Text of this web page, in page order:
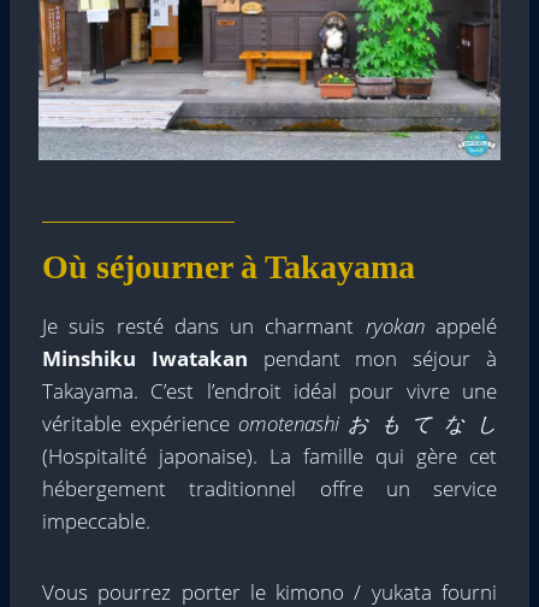
Où séjourner à Takayama
Je suis resté dans un charmant ryokanappelé
Minshiku Iwatakan pendant mon séjour à
Takayama. C’est l’endroit idéal pour vivre une
véritable expérience omotenashi お も て な し
(Hospitalité japonaise). La famille qui gère cet
hébergement traditionnel offre un service
impeccable.
Vous pourrez porter le kimono / yukata fourni